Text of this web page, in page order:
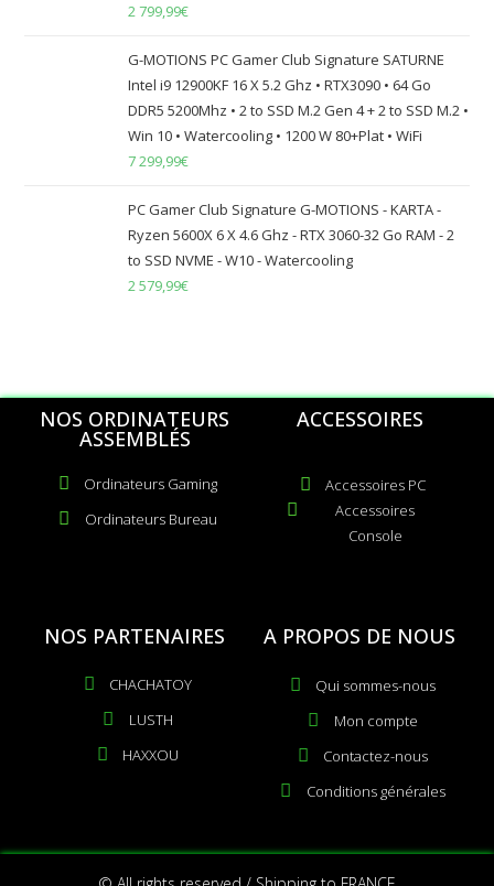
2 799,99€
G-MOTIONS PC Gamer Club Signature SATURNE
Intel i9 12900KF 16 X 5.2 Ghz • RTX3090 • 64 Go
DDR5 5200Mhz • 2 to SSD M.2 Gen 4 + 2 to SSD M.2 •
Win 10 • Watercooling • 1200 W 80+Plat • WiFi
7 299,99€
PC Gamer Club Signature G-MOTIONS - KARTA -
Ryzen 5600X 6 X 4.6 Ghz - RTX 3060-32 Go RAM - 2
to SSD NVME - W10 - Watercooling
2 579,99€
NOS ORDINATEURS
ASSEMBLÉS
Ordinateurs Gaming
Ordinateurs Bureau
ACCESSOIRES
Accessoires PC
Accessoires
Console
NOS PARTENAIRES
CHACHATOY
LUSTH
HAXXOU
A PROPOS DE NOUS
Qui sommes-nous
Mon compte
Contactez-nous
Conditions générales